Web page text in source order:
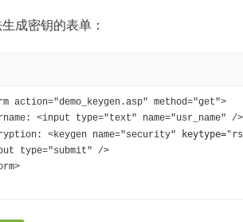
成密钥的表单：
action="demo_keygen.asp" method="get">
<input type="text" name="usr_name" />
<keygen name="security"
type="submit" />